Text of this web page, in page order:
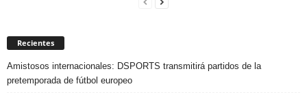
Recientes
Amistosos internacionales: DSPORTS transmitirá partidos de la
pretemporada de fútbol europeo